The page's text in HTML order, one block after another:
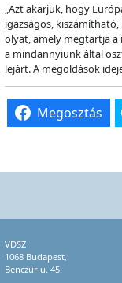
„Azt akarjuk, hogy
igazságos,
olyat, amely megtartja a
a mindannyiunk által
lejárt. A megoldások
Megosztás
VDSZ
1068 Budapest,
Benczúr u. 45.